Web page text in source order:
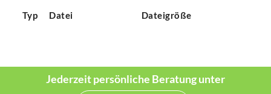
Typ Datei Dateigröße
Jederzeit persönliche Beratung unter